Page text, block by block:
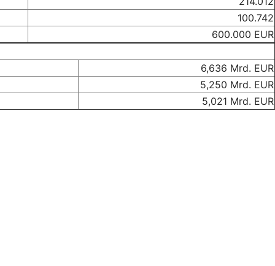
100.742
600.000 EUR
6,636 Mrd. EUR
5,250 Mrd. EUR
5,021 Mrd. EUR